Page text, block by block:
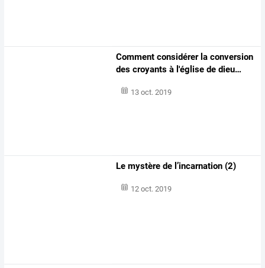
Comment considérerla conversion
des croyants à l'église de dieu…
13 oct. 2019
Le mystère de l’incarnation (2)
12 oct. 2019